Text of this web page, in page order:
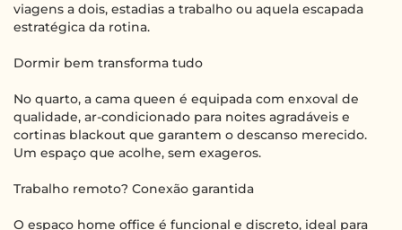
viagens a dois, estadias a trabalho ou aquela escapada
estratégica da rotina.
Dormir bem transforma tudo
No quarto, a cama queen é equipada com enxoval de
qualidade, ar-condicionado para noites agradáveis e
cortinas blackout que garantem o descanso merecido.
Um espaço que acolhe, sem exageros.
Trabalho remoto? Conexão garantida
O espaço home office é funcional e discreto, ideal para